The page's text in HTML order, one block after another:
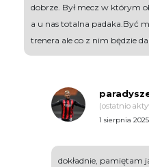
dobrze. Był mecz w którym
a u nas totalna padaka.Być
trenera ale co z nim będzie
(ostatnio
1 sierpnia
dokładnie, pamiętam